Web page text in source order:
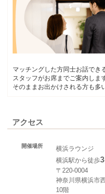
マッチングした方同士お話でき
スタッフがお席までご案内しま
そのままお出かけされる方も多
アクセス
開催場所
横浜ラウンジ
横浜駅から徒歩3
〒220-0004
神奈川県横浜市
10階